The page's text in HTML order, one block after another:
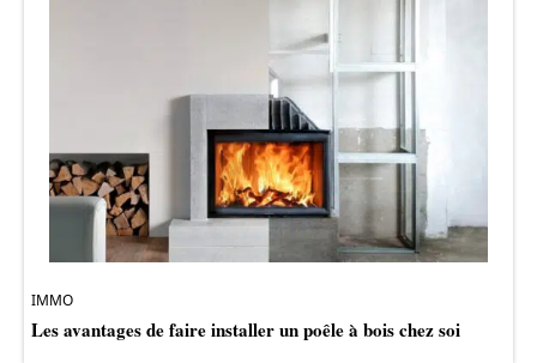
IMMO
Les avantages de faire installer un poêle à bois chez soi